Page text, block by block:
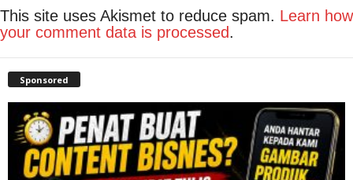
This site uses Akismet to reduce spam. Learn how
your comment data is processed.
Sponsored